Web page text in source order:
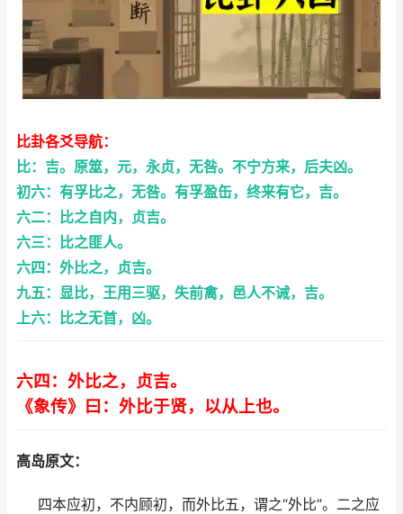
比卦各爻导航：
比：吉。原筮，元，永贞，无咎。不宁方来，后夫凶。
初六：有孚比之，无咎。有孚盈缶，终来有它，吉。
六二：比之自内，贞吉。
六三：比之匪人。
六四：外比之，贞吉。
九五：显比，王用三驱，失前禽，邑人不诫，吉。
上六：比之无首，凶。
六四：外比之，贞吉。
《象传》曰：外比于贤，以从上也。
高岛原文：
四本应初，不内顾初，而外比五，谓之“外比”。二之应